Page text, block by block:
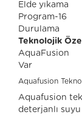
Elde yıkama
Program-16
Durulama
Teknolojik
AquaFusion
Var
Aquafusion
Aquafusion
deterjanlı suyu